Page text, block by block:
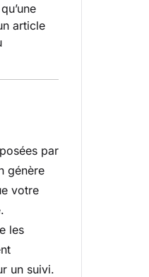
article
par
génère
votre
les
un suivi.